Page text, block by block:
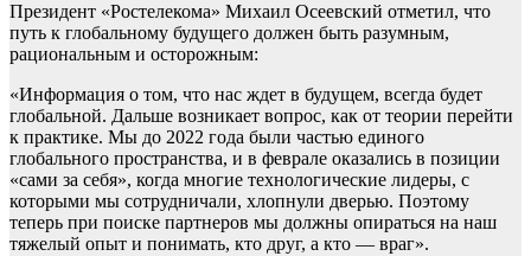
Президент «Ростелекома» Михаил Осеевский отметил, что
путь к глобальному будущего должен быть разумным,
рациональным и осторожным:
«Информация о том, что нас ждет в будущем, всегда будет
глобальной. Дальше возникает вопрос, как от теории перейти
к практике. Мы до 2022 года были частью единого
глобального пространства, и в феврале оказались в позиции
«сами за себя», когда многие технологические лидеры, с
которыми мы сотрудничали, хлопнули дверью. Поэтому
теперь при поиске партнеров мы должны опираться на наш
тяжелый опыт и понимать, кто друг, а кто — враг».